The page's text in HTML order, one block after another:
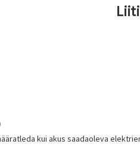
kui akus saadaoleva